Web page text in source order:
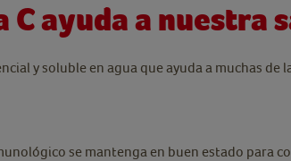
C ayuda a nuestra
y soluble en agua que ayuda a muchas
se mantenga en buen estado para